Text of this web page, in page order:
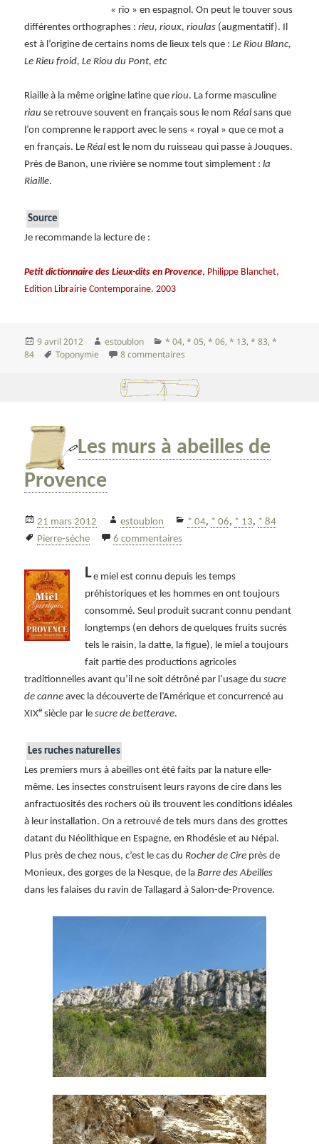
« rio » en espagnol. On peut le touver sous
différentes orthographes :rieu, rioux, rioulas (augmentatif). Il
est à l’origine de certains noms de lieux tels que :Le Riou Blanc,
Le Rieu froid, Le Riou du Pont, etc
Riaille à la même origine latine queriou. La forme masculine
riau se retrouve souvent en français sous le nomRéal sans que
l’on comprenne le rapport avec le sens « royal » que ce mot a
en français. LeRéal est le nom du ruisseau qui passe à Jouques.
Près de Banon, une rivière se nomme tout simplement :la
Riaille.
Source
Je recommande la lecture de :
Petit dictionnaire des Lieux-dits en Provence, Philippe Blanchet,
Edition Librairie Contemporaine. 2003
Publié
9 avril 2012 Auteur
estoublon Catégories
* 04,* 05,* 06,* 13,* 83,*
84
Mots-
Toponymie 8 commentaires
Les murs à abeilles de
Provence
Publié
le
21 mars 2012 Auteur
estoublon Catégories
* 04, * 06, * 13, * 84
Mots-
Pierre-sèche 6 commentairessur Les murs à abeilles de
Le miel est connu depuis les temps
préhistoriques et les hommes en ont toujours
consommé. Seul produit sucrant connu pendant
longtemps (en dehors de quelques fruits sucrés
tels le raisin, la datte, la figue), le miel a toujours
fait partie des productions agricoles
traditionnelles avant qu’il ne soit détrôné par l’usage dusucre
de canne avec la découverte de l’Amérique et concurrencé au
XIXe siècle par lesucre de betterave.
Les ruches naturelles
Les premiers murs à abeilles ont été faits par la nature elle-
même. Les insectes construisent leurs rayons de cire dans les
anfractuosités des rochers où ils trouvent les conditions idéales
à leur installation. On a retrouvé de tels murs dans des grottes
datant du Néolithique en Espagne, en Rhodésie et au Népal.
Plus près de chez nous, c’est le cas duRocher de Cire près de
Monieux, des gorges de la Nesque, de laBarre des Abeilles
dans les falaises du ravin de Tallagard à Salon-de-Provence.